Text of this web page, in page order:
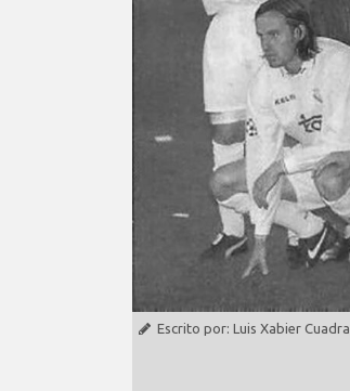
Escrito por: Luis Xabier Cuadra